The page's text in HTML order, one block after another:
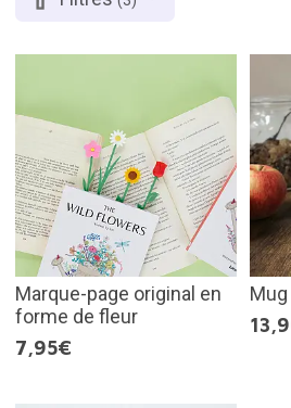
Marque-page original en
forme de fleur
7,95€